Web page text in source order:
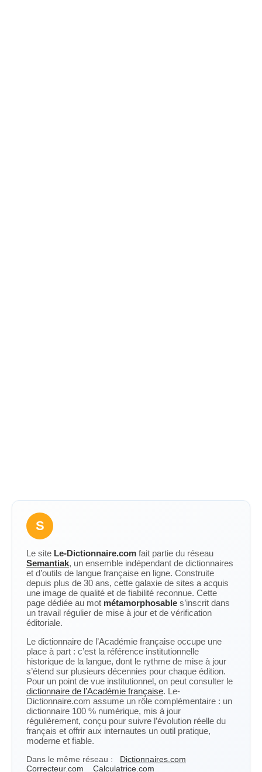
S
Le site Le-Dictionnaire.com fait partie du réseau
Semantiak, un ensemble indépendant de dictionnaires
et d’outils de langue française en ligne. Construite
depuis plus de 30 ans, cette galaxie de sites a acquis
une image de qualité et de fiabilité reconnue. Cette
page dédiée au mot métamorphosable s’inscrit dans
un travail régulier de mise à jour et de vérification
éditoriale.
Le dictionnaire de l’Académie française occupe une
place à part : c’est la référence institutionnelle
historique de la langue, dont le rythme de mise à jour
s’étend sur plusieurs décennies pour chaque édition.
Pour un point de vue institutionnel, on peut consulter le
dictionnaire de l’Académie française. Le-
Dictionnaire.com assume un rôle complémentaire : un
dictionnaire 100 % numérique, mis à jour
régulièrement, conçu pour suivre l’évolution réelle du
français et offrir aux internautes un outil pratique,
moderne et fiable.
Dans le même réseau :
Dictionnaires.com
Correcteur.com
Calculatrice.com